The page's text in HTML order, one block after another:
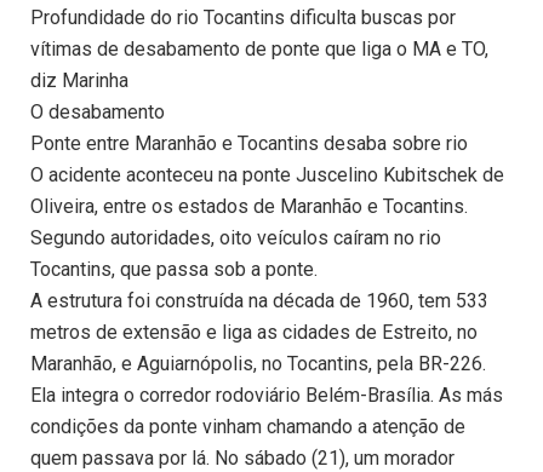
Profundidade do rio Tocantins dificulta buscas por
vítimas de desabamento de ponte que liga o MA e TO,
diz Marinha
O desabamento
Ponte entre Maranhão e Tocantins desaba sobre rio
O acidente aconteceu na ponte Juscelino Kubitschek de
Oliveira, entre os estados de Maranhão e Tocantins.
Segundo autoridades, oito veículos caíram no rio
Tocantins, que passa sob a ponte.
A estrutura foi construída na década de 1960, tem 533
metros de extensão e liga as cidades de Estreito, no
Maranhão, e Aguiarnópolis, no Tocantins, pela BR-226.
Ela integra o corredor rodoviário Belém-Brasília. As más
condições da ponte vinham chamando a atenção de
quem passava por lá. No sábado (21), um morador